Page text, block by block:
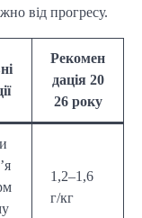
від прогресу.
Рекомен
дація 20
26 року
1,2–1,6
г/кг